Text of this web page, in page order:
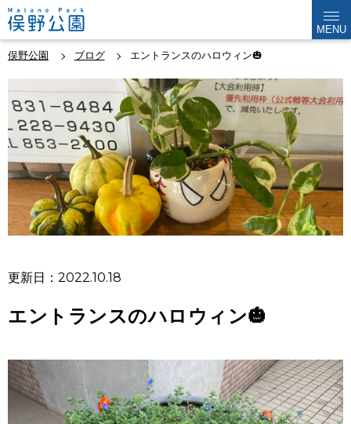
MENU
俣野公園 ブログ エントランスのハロウィン🎃
更新日：2022.10.18
エントランスのハロウィン🎃